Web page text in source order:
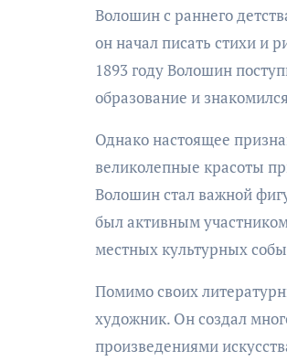
Волошин с раннего
он начал писать стихи и
1893 году Волошин
образование и
Однако настоящее
великолепные красоты
Волошин стал важной
был активным
местных культурных
Помимо своих
художник. Он создал
произведениями